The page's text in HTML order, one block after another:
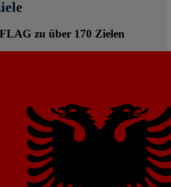
zu über 170 Zielen